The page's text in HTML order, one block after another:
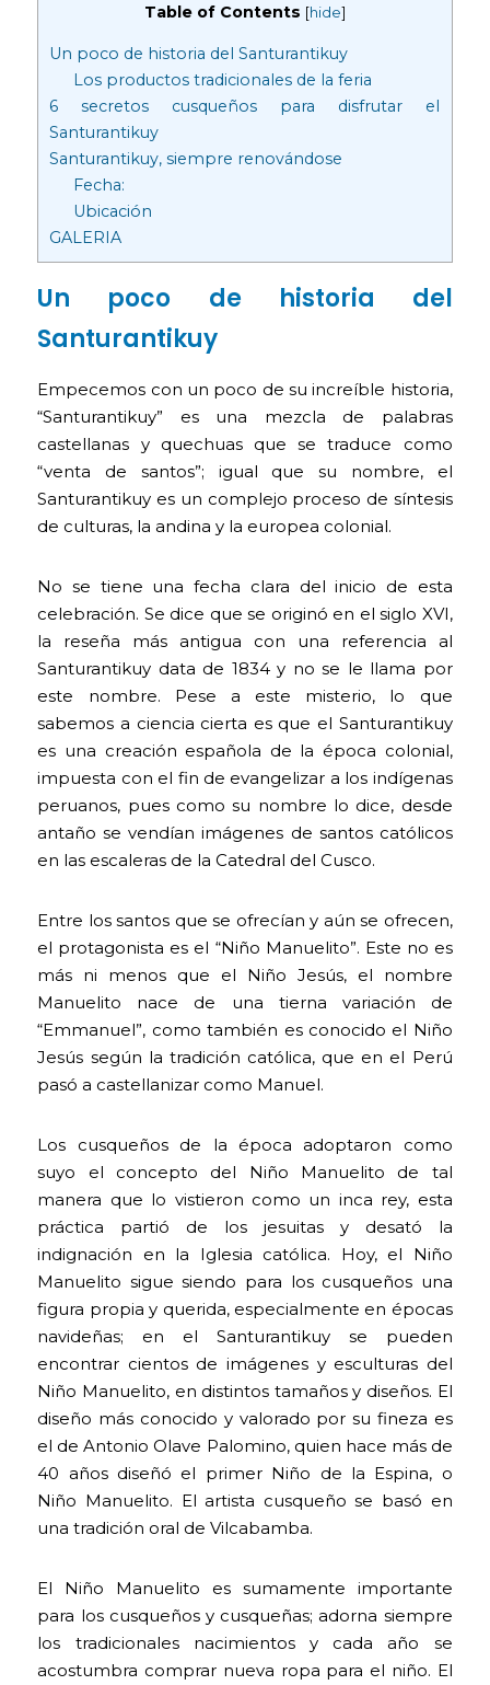
Table of Contents [hide]
Un poco de historia del Santurantikuy
Los productos tradicionales de la feria
6 secretos cusqueños para disfrutar el
Santurantikuy
Santurantikuy, siempre renovándose
Fecha:
Ubicación
GALERIA
Un poco de historia del
Santurantikuy
Empecemos con un poco de su increíble historia,
“Santurantikuy” es una mezcla de palabras
castellanas y quechuas que se traduce como
“venta de santos”; igual que su nombre, el
Santurantikuy es un complejo proceso de síntesis
de culturas, la andina y la europea colonial.
No se tiene una fecha clara del inicio de esta
celebración. Se dice que se originó en el siglo XVI,
la reseña más antigua con una referencia al
Santurantikuy data de 1834 y no se le llama por
este nombre. Pese a este misterio, lo que
sabemos a ciencia cierta es que el Santurantikuy
es una creación española de la época colonial,
impuesta con el fin de evangelizar a los indígenas
peruanos, pues como su nombre lo dice, desde
antaño se vendían imágenes de santos católicos
en las escaleras de la Catedral del Cusco.
Entre los santos que se ofrecían y aún se ofrecen,
el protagonista es el “Niño Manuelito”. Este no es
más ni menos que el Niño Jesús, el nombre
Manuelito nace de una tierna variación de
“Emmanuel”, como también es conocido el Niño
Jesús según la tradición católica, que en el Perú
pasó a castellanizar como Manuel.
Los cusqueños de la época adoptaron como
suyo el concepto del Niño Manuelito de tal
manera que lo vistieron como un inca rey, esta
práctica partió de los jesuitas y desató la
indignación en la Iglesia católica. Hoy, el Niño
Manuelito sigue siendo para los cusqueños una
figura propia y querida, especialmente en épocas
navideñas; en el Santurantikuy se pueden
encontrar cientos de imágenes y esculturas del
Niño Manuelito, en distintos tamaños y diseños. El
diseño más conocido y valorado por su fineza es
el de Antonio Olave Palomino, quien hace más de
40 años diseñó el primer Niño de la Espina, o
Niño Manuelito. El artista cusqueño se basó en
una tradición oral de Vilcabamba.
El Niño Manuelito es sumamente importante
para los cusqueños y cusqueñas; adorna siempre
los tradicionales nacimientos y cada año se
acostumbra comprar nueva ropa para el niño. El